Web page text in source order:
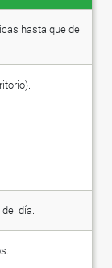
hasta que de
día.